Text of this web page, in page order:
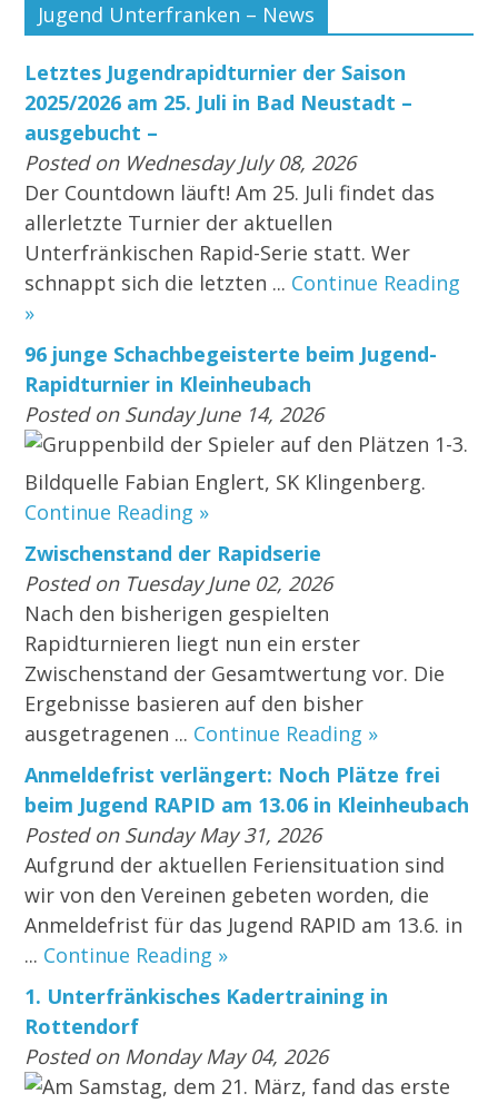
Jugend Unterfranken – News
Letztes Jugendrapidturnier der Saison
2025/2026 am 25. Juli in Bad Neustadt –
ausgebucht –
Posted on Wednesday July 08, 2026
Der Countdown läuft! Am 25. Juli findet das
allerletzte Turnier der aktuellen
Unterfränkischen Rapid-Serie statt. Wer
schnappt sich die letzten ... Continue Reading
»
96 junge Schachbegeisterte beim Jugend-
Rapidturnier in Kleinheubach
Posted on Sunday June 14, 2026
Gruppenbild der Spieler auf den Plätzen 1-3.
Bildquelle Fabian Englert, SK Klingenberg.
Continue Reading »
Zwischenstand der Rapidserie
Posted on Tuesday June 02, 2026
Nach den bisherigen gespielten
Rapidturnieren liegt nun ein erster
Zwischenstand der Gesamtwertung vor. Die
Ergebnisse basieren auf den bisher
ausgetragenen ... Continue Reading »
Anmeldefrist verlängert: Noch Plätze frei
beim Jugend RAPID am 13.06 in Kleinheubach
Posted on Sunday May 31, 2026
Aufgrund der aktuellen Feriensituation sind
wir von den Vereinen gebeten worden, die
Anmeldefrist für das Jugend RAPID am 13.6. in
... Continue Reading »
1. Unterfränkisches Kadertraining in
Rottendorf
Posted on Monday May 04, 2026
Am Samstag, dem 21. März, fand das erste